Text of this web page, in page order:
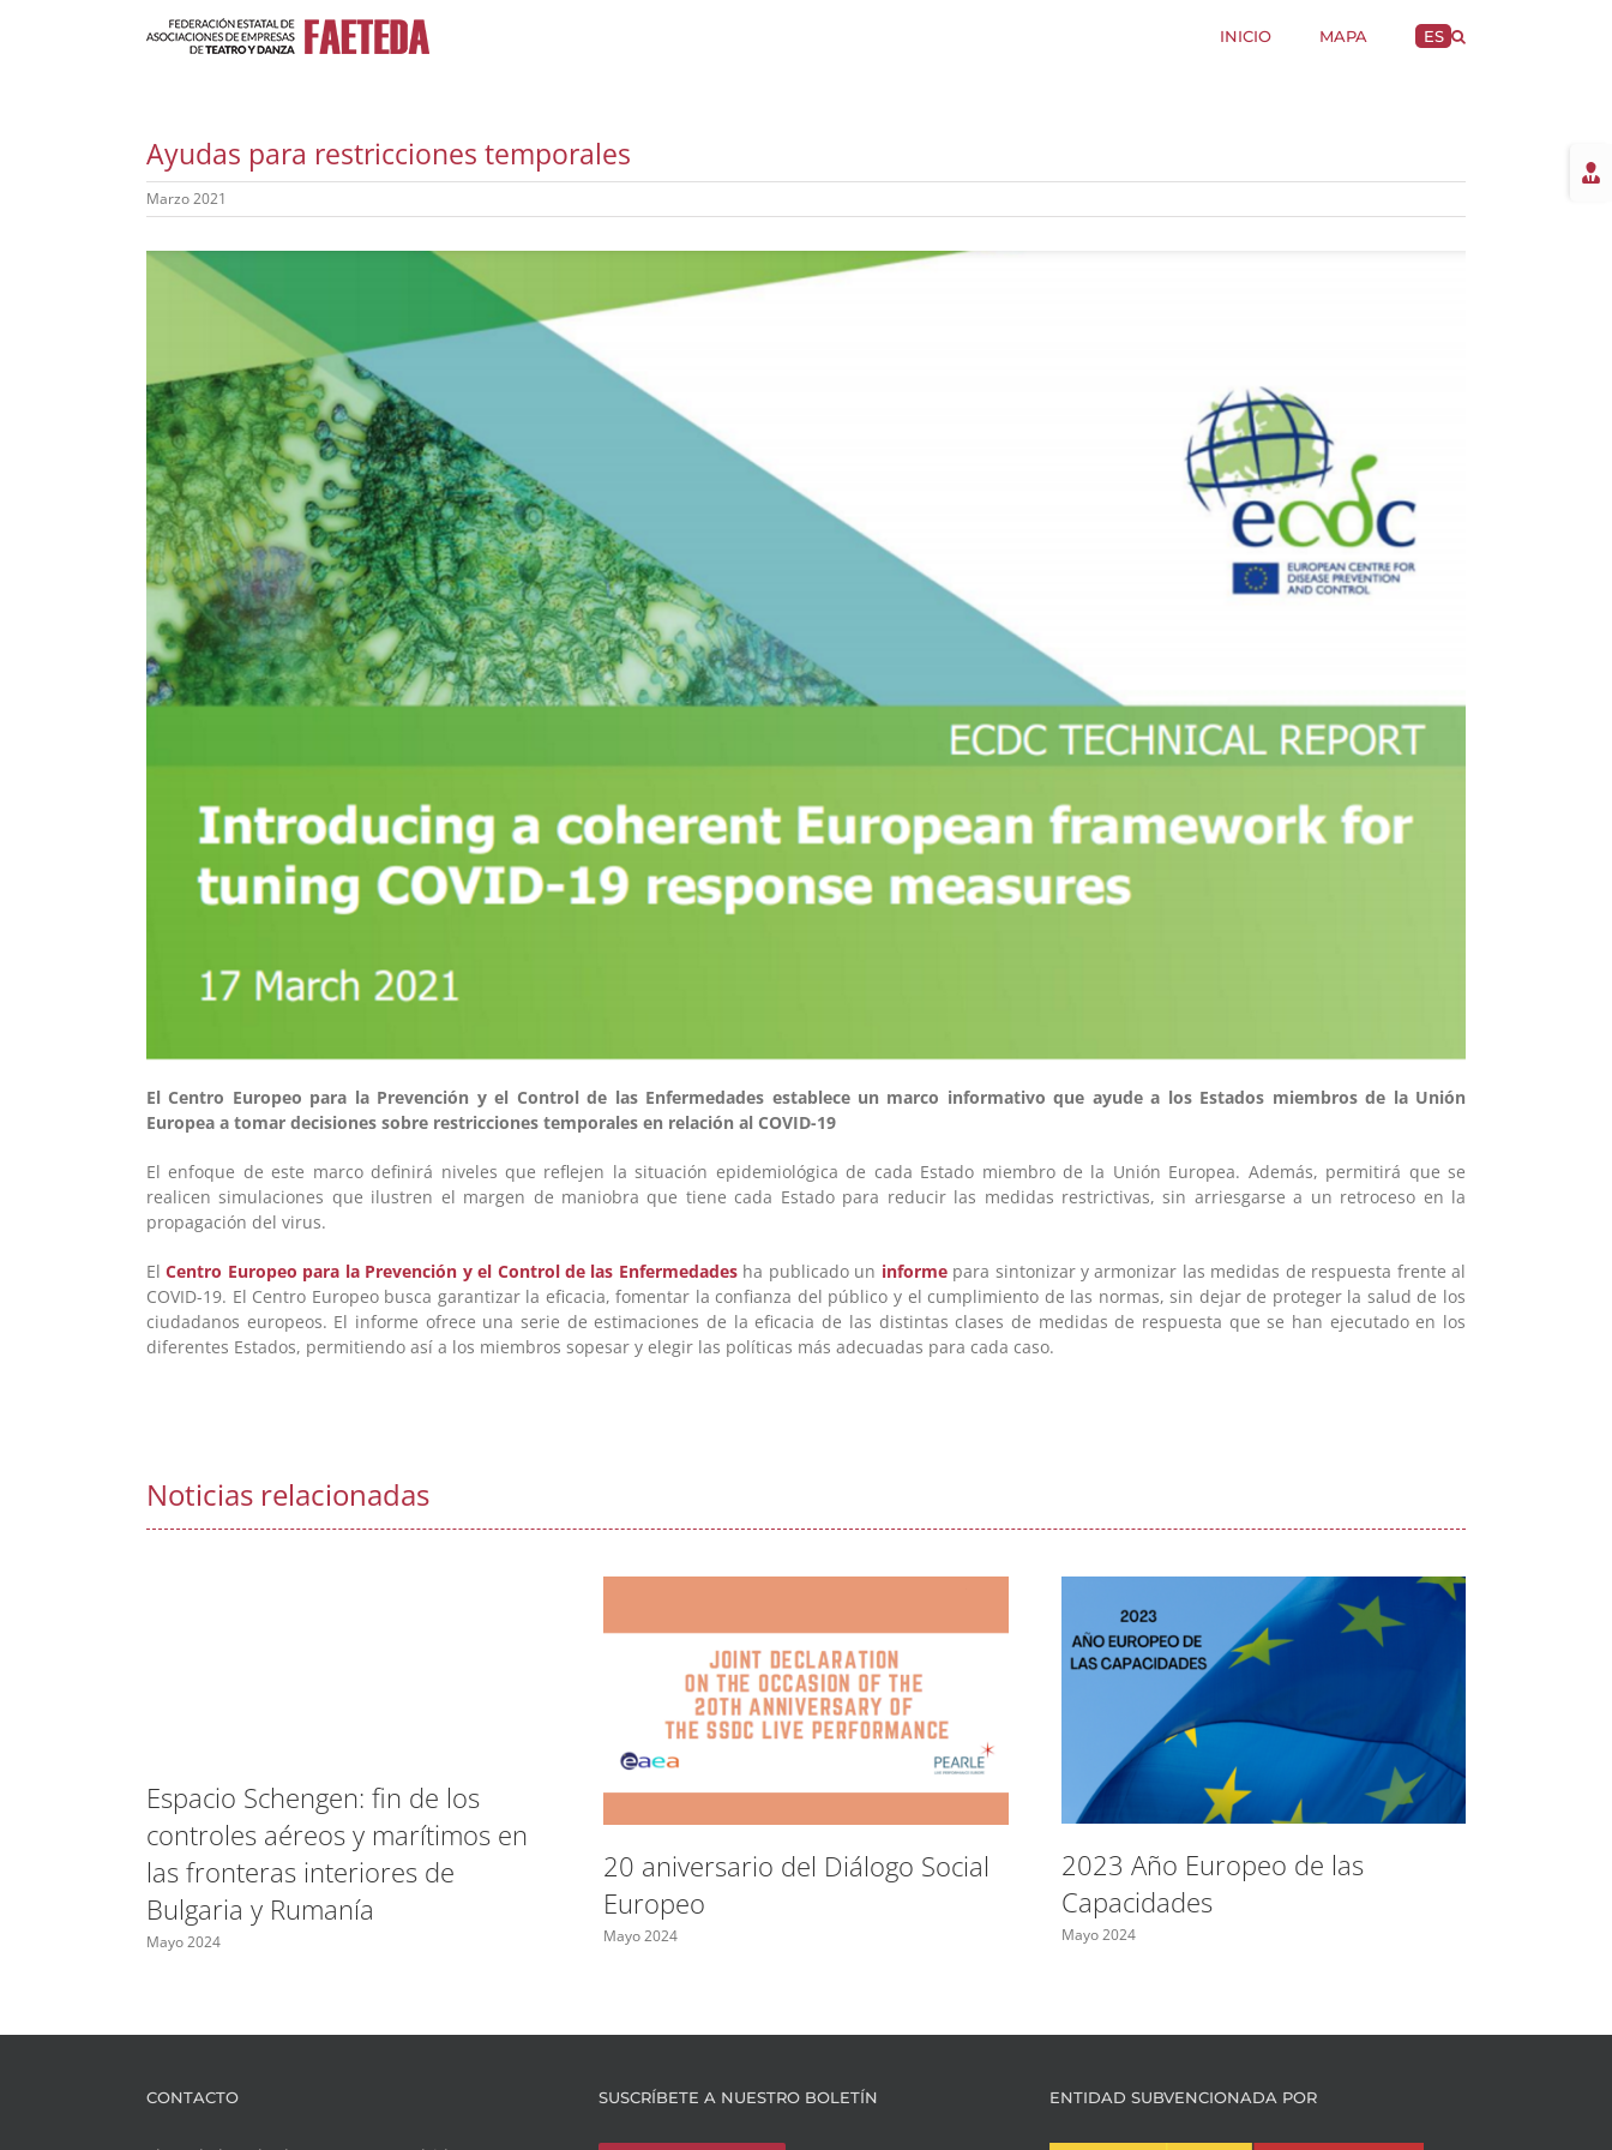
INICIO MAPA ES
Ayudas para restricciones temporales
Marzo 2021
El Centro Europeo para la Prevención y el Control de las Enfermedades establece un marco informativo que ayude a los Estados miembros de la Unión
Europea a tomar decisiones sobre restricciones temporales en relación al COVID-19
El enfoque de este marco definirá niveles que reflejen la situación epidemiológica de cada Estado miembro de la Unión Europea. Además, permitirá que se
realicen simulaciones que ilustren el margen de maniobra que tiene cada Estado para reducir las medidas restrictivas, sin arriesgarse a un retroceso en la
propagación del virus.
ElCentro Europeo para la Prevención y el Control de las Enfermedadesha publicado un informepara sintonizar y armonizar las medidas de respuesta frente al
COVID-19. El Centro Europeo busca garantizar la eficacia, fomentar la confianza del público y el cumplimiento de las normas, sin dejar de proteger la salud de los
ciudadanos europeos. El informe ofrece una serie de estimaciones de la eficacia de las distintas clases de medidas de respuesta que se han ejecutado en los
diferentes Estados, permitiendo así a los miembros sopesar y elegir las políticas más adecuadas para cada caso.
Noticias relacionadas
Espacio Schengen: fin de los
controles aéreos y marítimos en
las fronteras interiores de
Bulgaria y Rumanía
Mayo 2024
20 aniversario del Diálogo Social
Europeo
Mayo 2024
2023 Año Europeo de las
Capacidades
Mayo 2024
CONTACTO SUSCRÍBETE A NUESTRO BOLETÍN ENTIDAD SUBVENCIONADA POR